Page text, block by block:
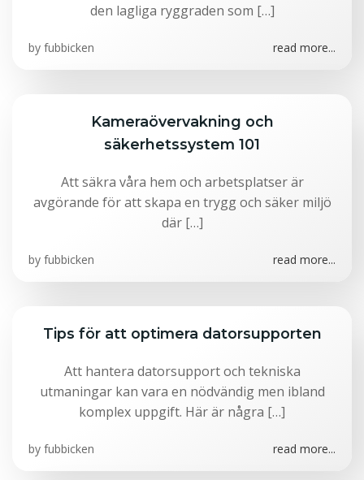
den lagliga ryggraden som […]
by fubbicken read more...
Kameraövervakning och
säkerhetssystem 101
Att säkra våra hem och arbetsplatser är
avgörande för att skapa en trygg och säker miljö
där […]
by fubbicken read more...
Tips för att optimera datorsupporten
Att hantera datorsupport och tekniska
utmaningar kan vara en nödvändig men ibland
komplex uppgift. Här är några […]
by fubbicken read more...